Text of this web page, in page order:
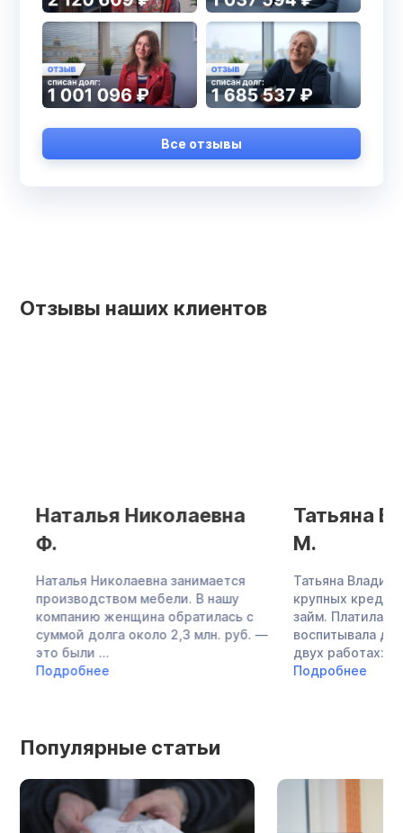
Все отзывы
Отзывы наших клиентов
Наталья Николаевна
Ф.
Наталья Николаевна занимается
производством мебели. В нашу
компанию женщина обратилась с
суммой долга около 2,3 млн. руб. —
это были ...
Подробнее
Татьяна
М.
Татьяна
крупных кредита
займ. Платила по
воспитывала
двух работах: в ...
Подробнее
Популярные статьи